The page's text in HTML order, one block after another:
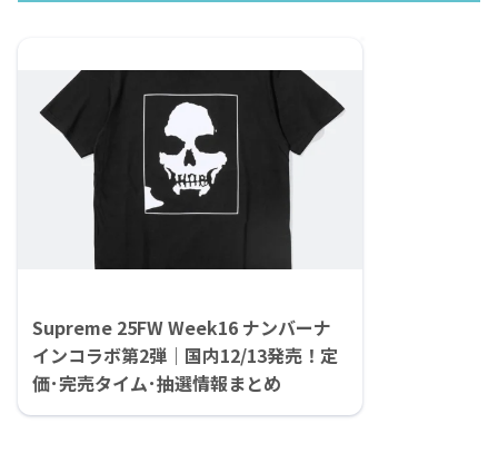
Supreme 25FW Week16 ナンバーナ
インコラボ第2弾｜国内12/13発売！定
価･完売タイム･抽選情報まとめ